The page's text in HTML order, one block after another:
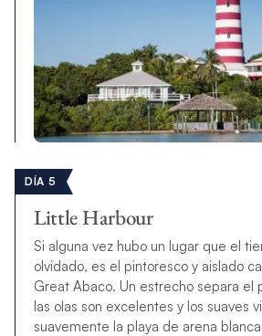
DÍA 5
Little Harbour
Si alguna vez hubo un lugar que el
olvidado, es el pintoresco y aislado
Great Abaco. Un estrecho separa
las olas son excelentes y los suaves
suavemente la playa de arena